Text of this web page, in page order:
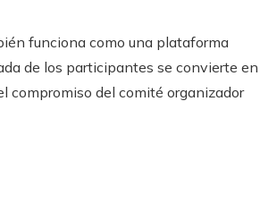
funciona como una plataforma
de los participantes se convierte en
compromiso del comité organizador